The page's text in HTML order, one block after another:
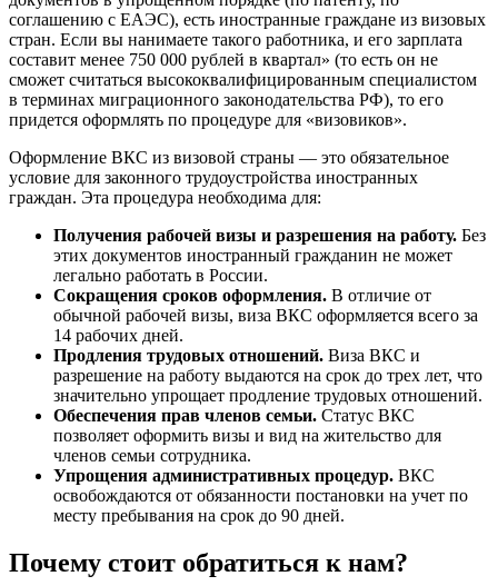
соглашению с ЕАЭС), есть иностранные граждане из визовых
стран. Если вы нанимаете такого работника, и его зарплата
составит менее 750 000 рублей в квартал» (то есть он не
сможет считаться высококвалифицированным специалистом
в терминах миграционного законодательства РФ), то его
придется оформлять по процедуре для «визовиков».
Оформление ВКС из визовой страны — это обязательное
условие для законного трудоустройства иностранных
граждан. Эта процедура необходима для:
Получения рабочей визы и разрешения на работу. Без
этих документов иностранный гражданин не может
легально работать в России.
Сокращения сроков оформления. В отличие от
обычной рабочей визы, виза ВКС оформляется всего за
14 рабочих дней.
Продления трудовых отношений. Виза ВКС и
разрешение на работу выдаются на срок до трех лет, что
значительно упрощает продление трудовых отношений.
Обеспечения прав членов семьи. Статус ВКС
позволяет оформить визы и вид на жительство для
членов семьи сотрудника.
Упрощения административных процедур. ВКС
освобождаются от обязанности постановки на учет по
месту пребывания на срок до 90 дней.
Почему стоит обратиться к нам?